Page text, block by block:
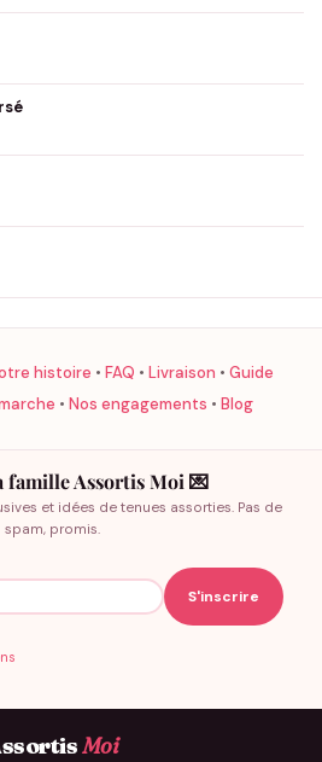
histoire • FAQ • Livraison • Guide
• Nos engagements • Blog
famille Assortis Moi 💌
et idées de tenues assorties. Pas de
spam, promis.
Moi